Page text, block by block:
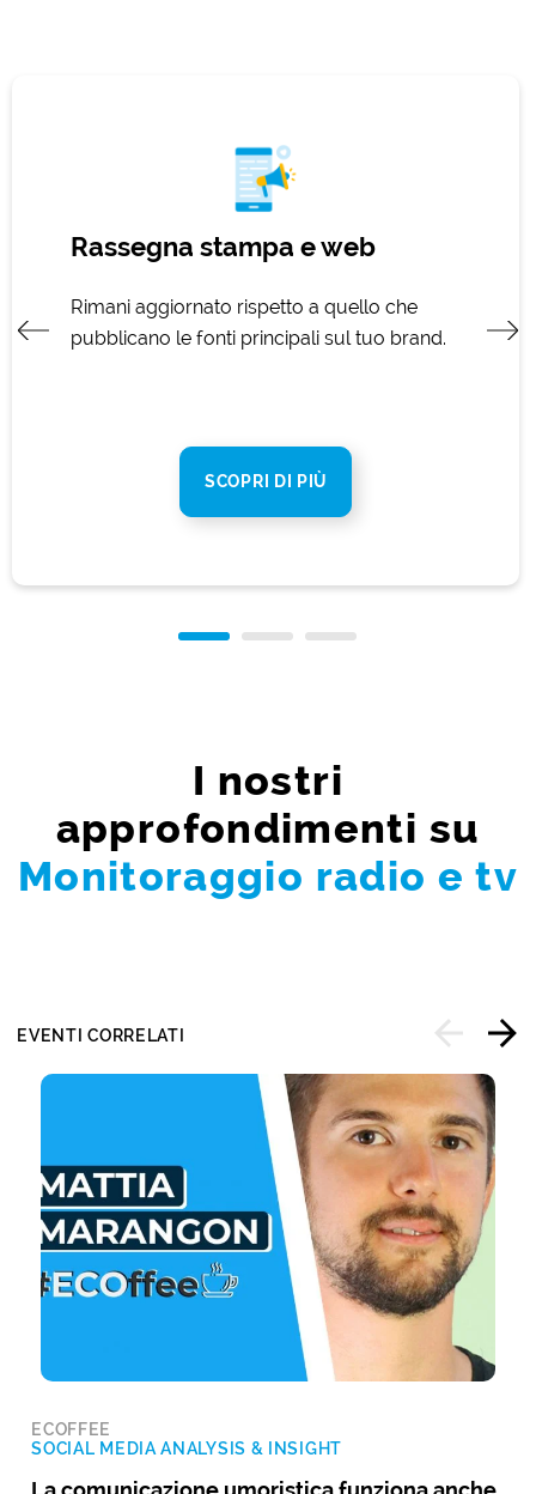
Rassegna stampa e web
Rimani aggiornato rispetto a quello che
pubblicano le fonti principali sul tuo brand.
SCOPRI DI PIÙ
I nostri
approfondimenti su
Monitoraggio radio e tv
EVENTI CORRELATI
ECOFFEE
SOCIAL MEDIA ANALYSIS & INSIGHT